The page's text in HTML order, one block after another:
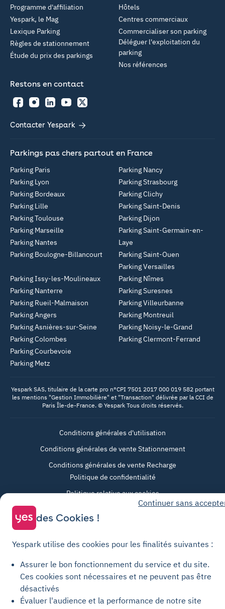
Hôtels
Centres commerciaux
Commercialiser son parking
Déléguer l'exploitation du
parking
Nos références
Programme d'affiliation
Yespark, le Mag
Lexique Parking
Règles de stationnement
Étude du prix des parkings
Restons en contact
FacebookInstagramLinkedInYouTubeTwitter
Contacter Yespark
Parkings pas chers partout en France
Parking Paris
Parking Lyon
Parking Bordeaux
Parking Lille
Parking Toulouse
Parking Marseille
Parking Nantes
Parking Boulogne-Billancourt
Parking Nancy
Parking Strasbourg
Parking Clichy
Parking Saint-Denis
Parking Dijon
Parking Saint-Germain-en-
Laye
Parking Saint-Ouen
Parking Versailles
Parking Issy-les-Moulineaux
Parking Nanterre
Parking Rueil-Malmaison
Parking Angers
Parking Asnières-sur-Seine
Parking Colombes
Parking Courbevoie
Parking Metz
Parking Nîmes
Parking Suresnes
Parking Villeurbanne
Parking Montreuil
Parking Noisy-le-Grand
Parking Clermont-Ferrand
Yespark SAS, titulaire de la carte pro n°CPI 7501 2017 000 019 582 portant
les mentions "Gestion Immobilière" et "Transaction" délivrée par la CCI de
Paris Île-de-France. © Yespark Tous droits réservés.
Conditions générales d'utilisation
Conditions générales de vente Stationnement
Conditions générales de vente Recharge
Politique de confidentialité
Politique relative aux cookies
Paramètres des cookies
Charte de transparence
Continuer sans
des Cookies !
Yespark utilise des cookies pour les finalités suivantes :
Assurer le bon fonctionnement du service et du site.
Ces cookies sont nécessaires et ne peuvent pas être
désactivés
Évaluer l'audience et la performance de notre site